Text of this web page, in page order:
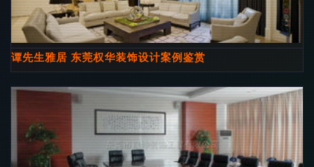
谭先生雅居 东莞权华装饰设计案例鉴赏